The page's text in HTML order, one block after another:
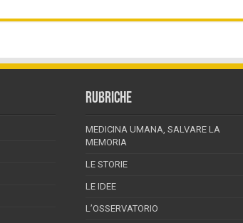
RUBRICHE
MEDICINA UMANA, SALVARE LA
MEMORIA
LE STORIE
LE IDEE
L’OSSERVATORIO